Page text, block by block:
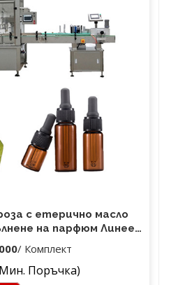
с етерично масло
на парфюм Линеен
пълнител
/ Комплект
Поръчка)